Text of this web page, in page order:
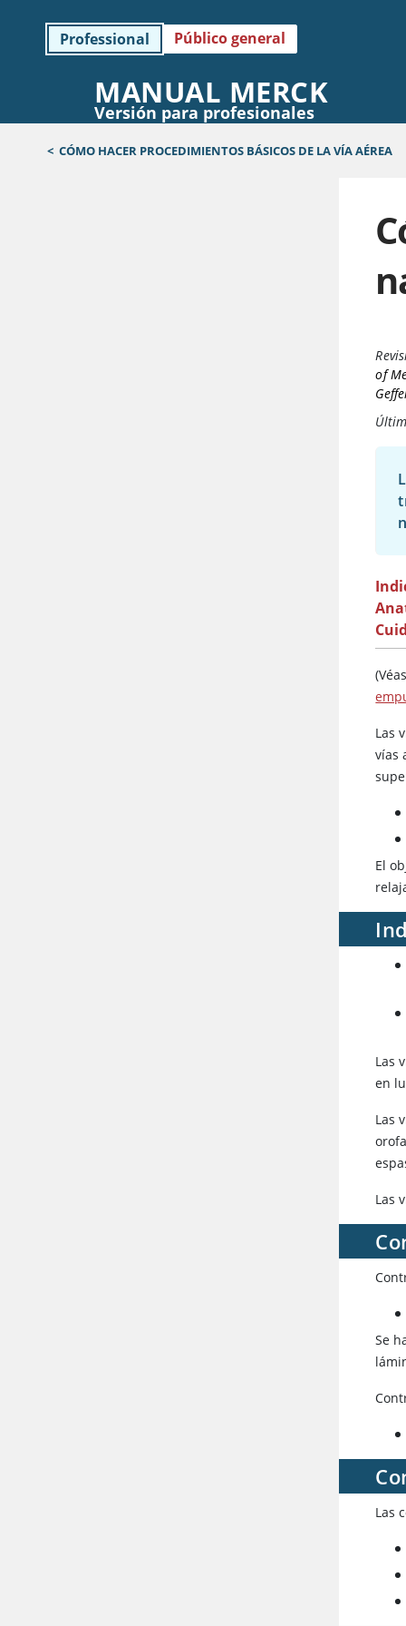
Professional Público general
MANUAL MERCK
Versión para profesionales
< CÓMO HACER PROCEDIMIENTOS BÁSICOS DE LA VÍA AÉREA
of
Las
vías
El
Las
en
Las
Las
Se
Las